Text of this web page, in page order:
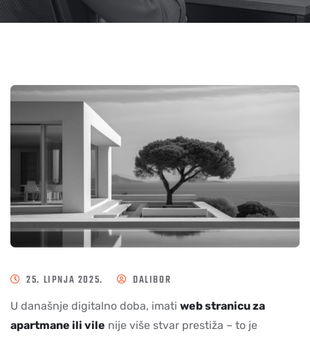
25. LIPNJA 2025. DALIBOR
U današnje digitalno doba, imati web stranicu za
apartmane ili vile nije više stvar prestiža – to je